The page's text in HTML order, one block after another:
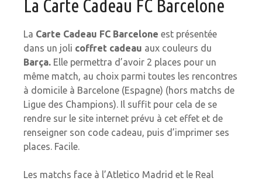
La Carte Cadeau FC Barcelone
La Carte Cadeau FC Barcelone est présentée
dans un joli coffret cadeau aux couleurs du
Barça. Elle permettra d’avoir 2 places pour un
même match, au choix parmi toutes les rencontres
à domicile à Barcelone (Espagne) (hors matchs de
Ligue des Champions). Il suffit pour cela de se
rendre sur le site internet prévu à cet effet et de
renseigner son code cadeau, puis d’imprimer ses
places. Facile.
Les matchs face à l’Atletico Madrid et le Real